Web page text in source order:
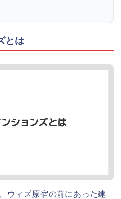
とは
ウィズ原宿の前にあった建